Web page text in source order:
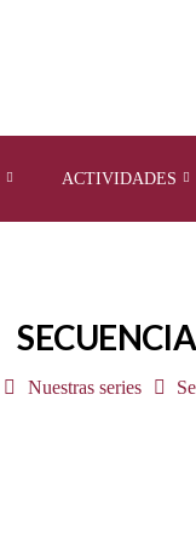
ACTIVIDADES
Nuestras series